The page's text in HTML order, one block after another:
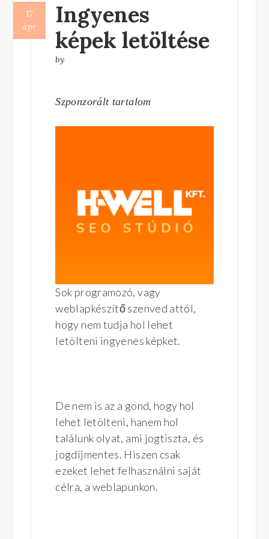
Ingyenes
képek letöltése
17
ápr
by
Szponzorált tartalom
Sok programozó, vagy
weblapkészítő szenved attól,
hogy nem tudja hol lehet
letölteni ingyenes képket.
De nem is az a gond, hogy hol
lehet letölteni, hanem hol
találunk olyat, ami jogtiszta, és
jogdíjmentes. Hiszen csak
ezeket lehet felhasználni saját
célra, a weblapunkon.